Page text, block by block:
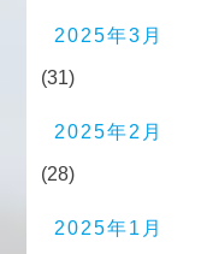
2025年3月
(31)
2025年2月
(28)
2025年1月